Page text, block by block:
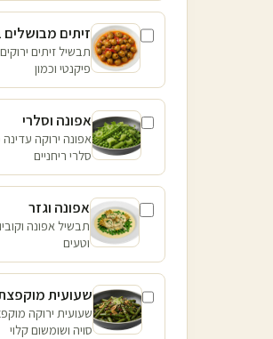
זיתים מבושלים
תבשיל זיתים
פיקנטי וכמון
אפונה וסלרי
אפונה ירוקה
סלרי ריחניים
אפונה וגזר
תבשיל אפונה
וטעים
שעועית
שעועית ירוקה
סויה ושומשום קלוי